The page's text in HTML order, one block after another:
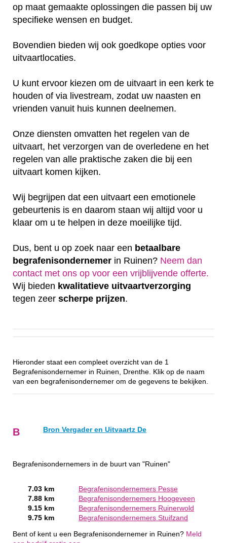
op maat gemaakte oplossingen die passen bij uw
specifieke wensen en budget.
Bovendien bieden wij ook goedkope opties voor
uitvaartlocaties.
U kunt ervoor kiezen om de uitvaart in een kerk te
houden of via livestream, zodat uw naasten en
vrienden vanuit huis kunnen deelnemen.
Onze diensten omvatten het regelen van de
uitvaart, het verzorgen van de overledene en het
regelen van alle praktische zaken die bij een
uitvaart komen kijken.
Wij begrijpen dat een uitvaart een emotionele
gebeurtenis is en daarom staan wij altijd voor u
klaar om u te helpen in deze moeilijke tijd.
Dus, bent u op zoek naar een betaalbare
begrafenisondernemer in Ruinen? Neem dan
contact met ons op voor een vrijblijvende offerte‎.
Wij bieden kwalitatieve uitvaartverzorging
tegen zeer scherpe prijzen.
Hieronder staat een compleet overzicht van de 1
Begrafenisondernemer in Ruinen, Drenthe. Klik op de naam
van een begrafenisondernemer om de gegevens te bekijken.
B Bron Vergader en Uitvaartz De
Begrafenisondernemers in de buurt van "Ruinen"
7.03 km
Begrafenisondernemers Pesse
7.88 km
Begrafenisondernemers Hoogeveen
9.15 km
Begrafenisondernemers Ruinerwold
9.75 km
Begrafenisondernemers Stuifzand
Bent of kent u een Begrafenisondernemer in Ruinen? Meld